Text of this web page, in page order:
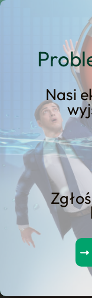
Nasi
Przejdź
Wnioski kluczowe
Definicja
Znaczenie